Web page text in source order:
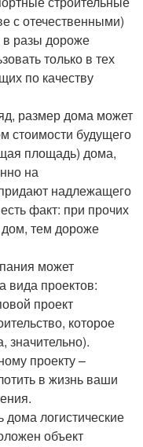
с отечественными)
в разы дороже
только в тех
по качеству
размер дома может
стоимости будущего
площадь) дома,
на
надлежащего
факт: при прочих
тем дороже
может
вида проектов:
проект
которое
значительно).
проекту –
в жизнь ваши
дома логистические
объект